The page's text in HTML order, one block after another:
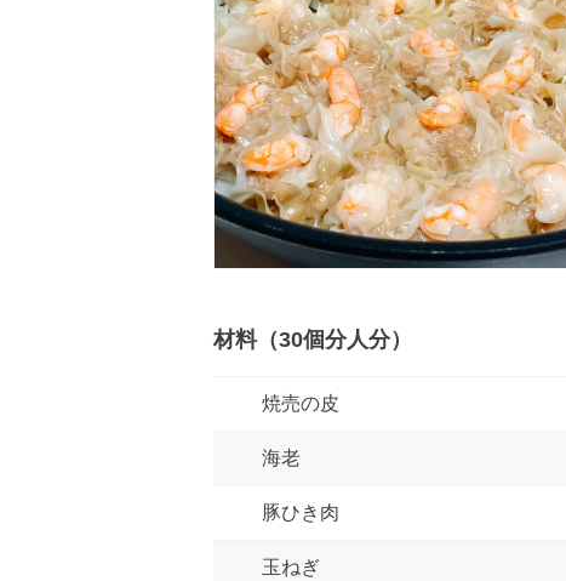
材料（30個分人分）
焼売の皮
海老
豚ひき肉
玉ねぎ